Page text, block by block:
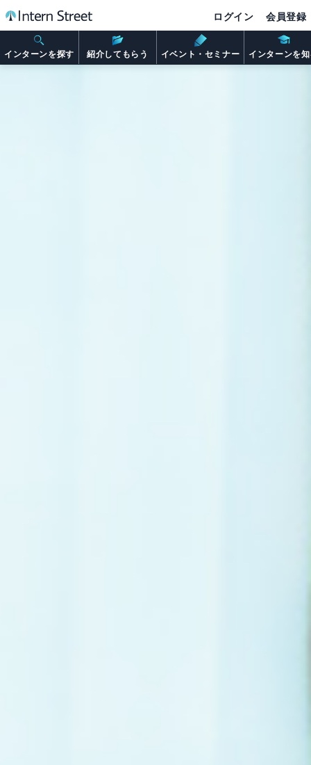
インターンを探す 紹介してもらう イベント・セミナー インターンを
ログイン 会員登録